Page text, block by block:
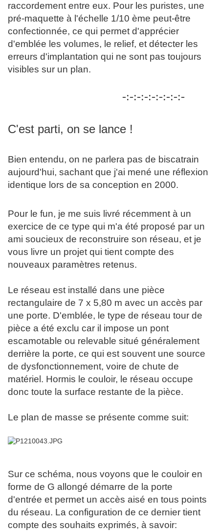
raccordement entre eux. Pour les puristes, une
pré-maquette à l'échelle 1/10 ème peut-être
confectionnée, ce qui permet d'apprécier
d'emblée les volumes, le relief, et détecter les
erreurs d'implantation qui ne sont pas toujours
visibles sur un plan.
-:-:-:-:-:-:-:-:-
C'est parti, on se lance !
Bien entendu, on ne parlera pas de biscatrain
aujourd'hui, sachant que j'ai mené une réflexion
identique lors de sa conception en 2000.
Pour le fun, je me suis livré récemment à un
exercice de ce type qui m'a été proposé par un
ami soucieux de reconstruire son réseau, et je
vous livre un projet qui tient compte des
nouveaux paramètres retenus.
Le réseau est installé dans une pièce
rectangulaire de 7 x 5,80 m avec un accès par
une porte. D'emblée, le type de réseau tour de
pièce a été exclu car il impose un pont
escamotable ou relevable situé généralement
derrière la porte, ce qui est souvent une source
de dysfonctionnement, voire de chute de
matériel. Hormis le couloir, le réseau occupe
donc toute la surface restante de la pièce.
Le plan de masse se présente comme suit:
Sur ce schéma, nous voyons que le couloir en
forme de G allongé démarre de la porte
d'entrée et permet un accès aisé en tous points
du réseau. La configuration de ce dernier tient
compte des souhaits exprimés, à savoir: